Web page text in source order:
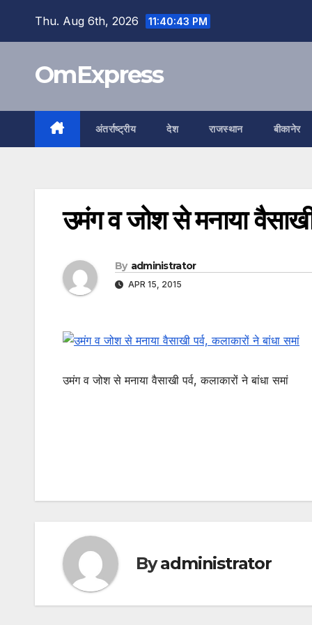
Thu. Aug 6th, 2026 11:40:44 PM
OmExpress
अंतर्राष्ट्रीय देश राजस्थान बीकानेर
उमंग व जोश से मनाया
By administrator
APR 15, 2015
उमंग व जोश से मनाया वैसाखी पर्व, कलाकारों ने बांधा समां
Byadministrator